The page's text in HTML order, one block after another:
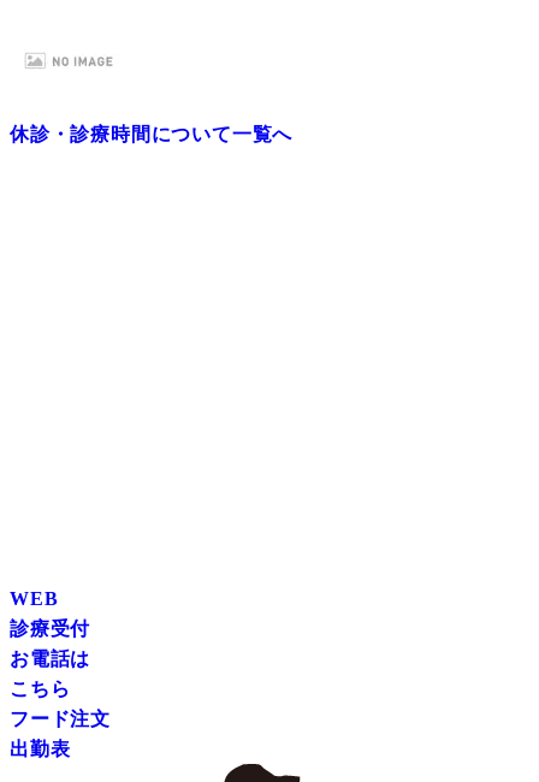
休診・診療時間について一覧へ
WEB
診療受付
お電話は
こちら
フード注文
出勤表